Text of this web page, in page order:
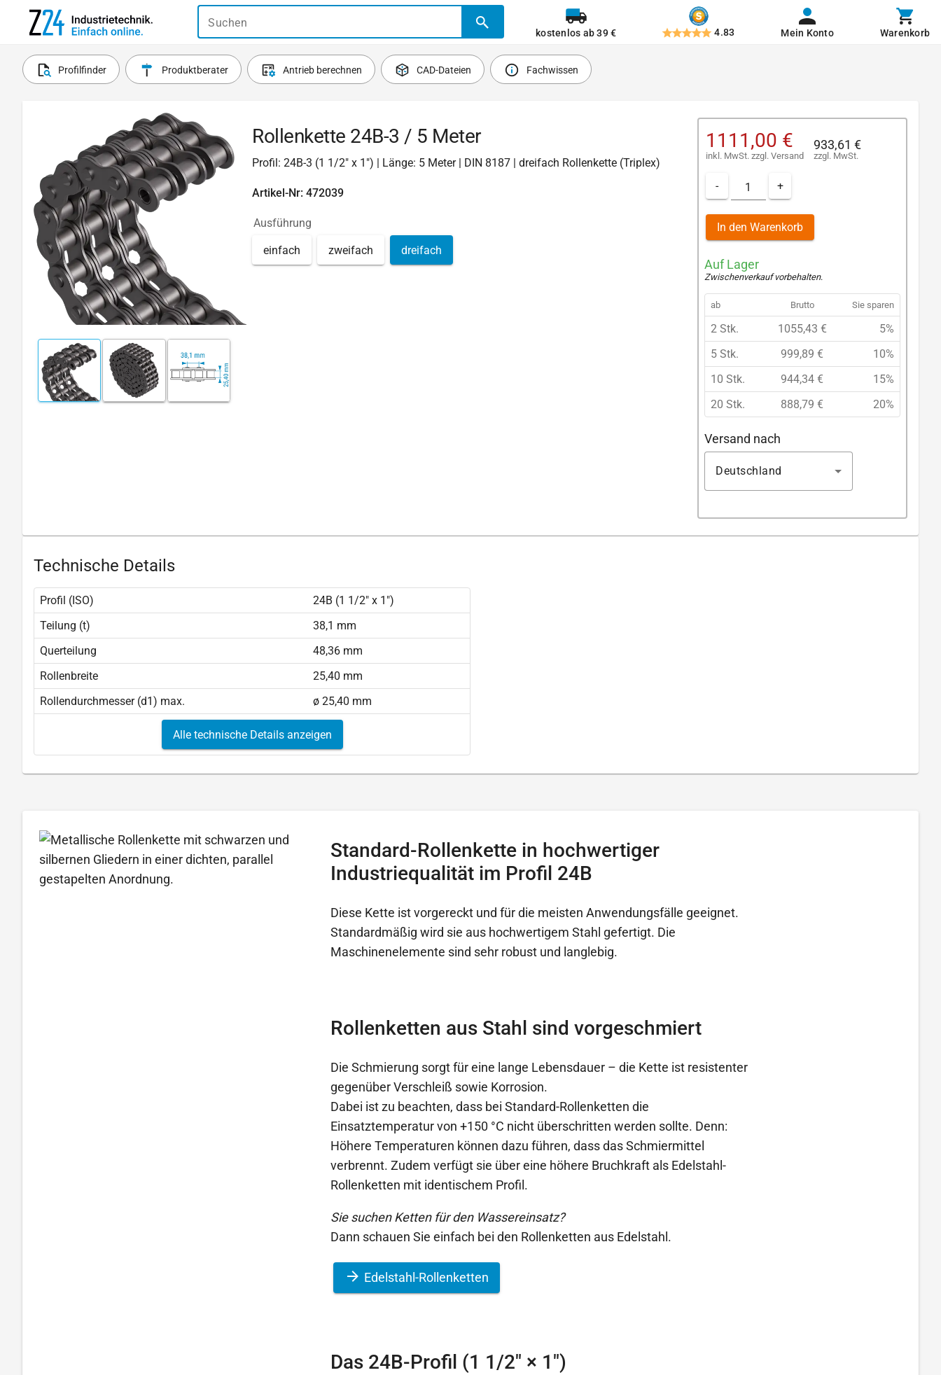
Suchen
kostenlos ab 39 € 4.83 Mein Konto Warenkorb
Profilfinder Produktberater Antrieb berechnen CAD-Dateien Fachwissen
Rollenkette 24B-3 / 5 Meter
Profil: 24B-3 (1 1/2" x 1") | Länge: 5 Meter | DIN 8187 | dreifach Rollenkette (Triplex)
Artikel-Nr: 472039
Ausführung
einfach zweifach dreifach
1111,00 €
inkl. MwSt. zzgl. Versand
933,61 €
zzgl. MwSt.
- +
In den Warenkorb
Auf Lager
Zwischenverkauf vorbehalten.
ab Brutto Sie sparen
2 Stk. 1055,43 €
5%
5 Stk.
999,89 €
10%
10 Stk.
944,34 €
15%
20 Stk.
888,79 € 20%
Versand nach
Deutschland
Technische Details
Profil (ISO)
24B (1 1/2" x 1")
Teilung (t)
38,1 mm
Querteilung
48,36 mm
Rollenbreite
25,40 mm
Rollendurchmesser (d1) max.
ø 25,40 mm
Alle technische Details anzeigen
Standard-Rollenkette in hochwertiger
Industriequalität im Profil 24B
Diese Kette ist vorgereckt und für die meisten Anwendungsfälle geeignet.
Standardmäßig wird sie aus hochwertigem Stahl gefertigt. Die
Maschinenelemente sind sehr robust und langlebig.
Rollenketten aus Stahl sind vorgeschmiert
Die Schmierung sorgt für eine lange Lebensdauer – die Kette ist resistenter
gegenüber Verschleiß sowie Korrosion.
Dabei ist zu beachten, dass bei Standard-Rollenketten die
Einsatztemperatur von +150 °C nicht überschritten werden sollte. Denn:
Höhere Temperaturen können dazu führen, dass das Schmiermittel
verbrennt. Zudem verfügt sie über eine höhere Bruchkraft als Edelstahl-
Rollenketten mit identischem Profil.
Sie suchen Ketten für den Wassereinsatz?
Dann schauen Sie einfach bei den Rollenketten aus Edelstahl.
Edelstahl-Rollenketten
Das 24B-Profil (1 1/2″ × 1″)